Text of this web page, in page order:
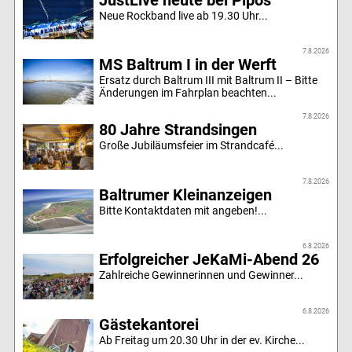
Neue Rockband live ab 19.30 Uhr...
7.8.2026
MS Baltrum I in der Werft
Ersatz durch Baltrum III mit Baltrum II – Bitte
Änderungen im Fahrplan beachten...
7.8.2026
80 Jahre Strandsingen
Große Jubiläumsfeier im Strandcafé...
7.8.2026
Baltrumer Kleinanzeigen
Bitte Kontaktdaten mit angeben!...
6.8.2026
Erfolgreicher JeKaMi-Abend 26
Zahlreiche Gewinnerinnen und Gewinner...
6.8.2026
Gästekantorei
Ab Freitag um 20.30 Uhr in der ev. Kirche...